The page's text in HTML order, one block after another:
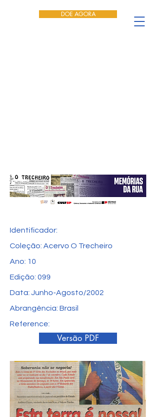
DOE AGORA
Identificador:
Coleção: Acervo O Trecheiro
Ano: 10
Edição: 099
Data: Junho-Agosto/2002
Abrangência: Brasil
Reference:
Versão PDF